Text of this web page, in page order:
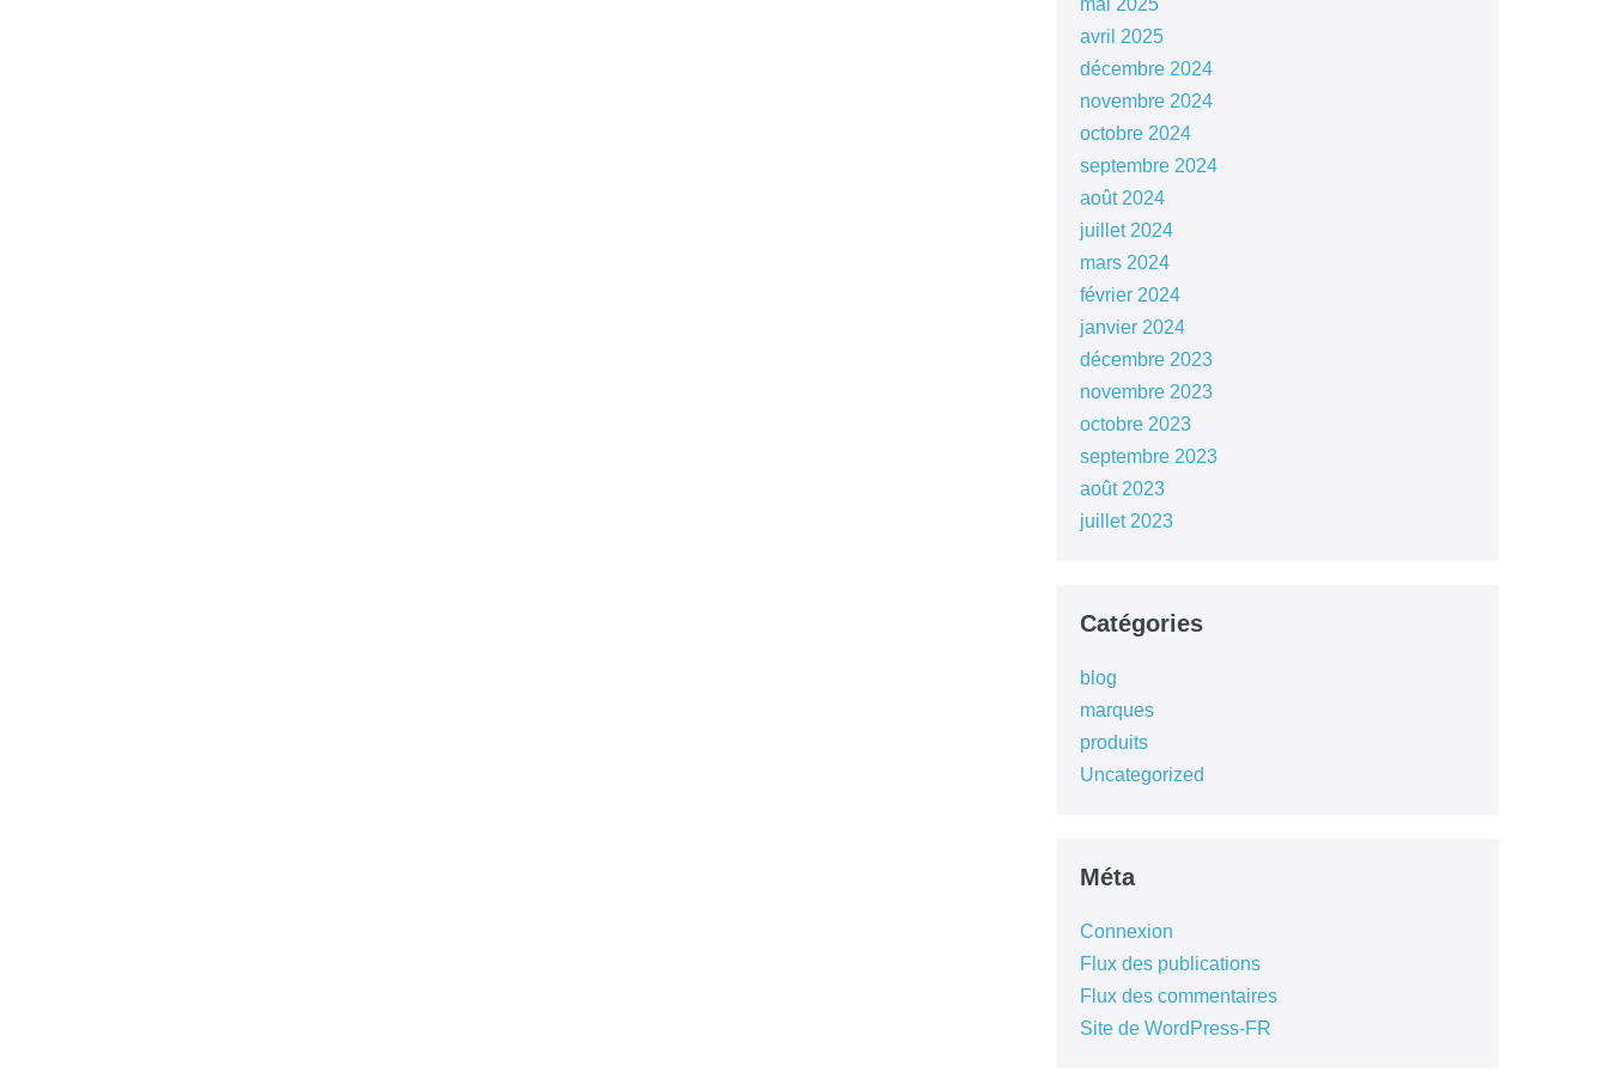
mai 2025
avril 2025
décembre 2024
novembre 2024
octobre 2024
septembre 2024
août 2024
juillet 2024
mars 2024
février 2024
janvier 2024
décembre 2023
novembre 2023
octobre 2023
septembre 2023
août 2023
juillet 2023
Catégories
blog
marques
produits
Uncategorized
Méta
Connexion
Flux des publications
Flux des commentaires
Site de WordPress-FR